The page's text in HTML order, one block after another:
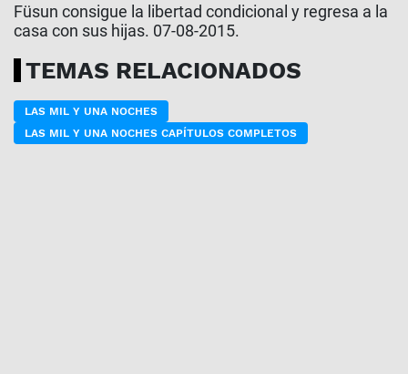
Füsun consigue la libertad condicional y regresa a la
casa con sus hijas. 07-08-2015.
TEMAS RELACIONADOS
LAS MIL Y UNA NOCHES
LAS MIL Y UNA NOCHES CAPÍTULOS COMPLETOS